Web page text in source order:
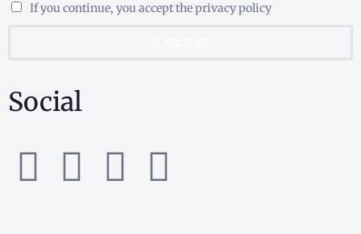
If you continue, you accept the privacy policy
Social